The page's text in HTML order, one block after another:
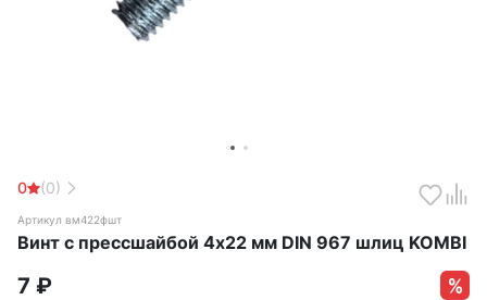
0 (0)
Артикул вм422фшт
Винт с прессшайбой 4х22 мм DIN 967 шлиц KOMBI
7 ₽